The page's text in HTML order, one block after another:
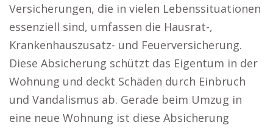
Versicherungen, die in vielen Lebenssituationen
essenziell sind, umfassen die Hausrat-,
Krankenhauszusatz- und Feuerversicherung.
Diese Absicherung schützt das Eigentum in der
Wohnung und deckt Schäden durch Einbruch
und Vandalismus ab. Gerade beim Umzug in
eine neue Wohnung ist diese Absicherung